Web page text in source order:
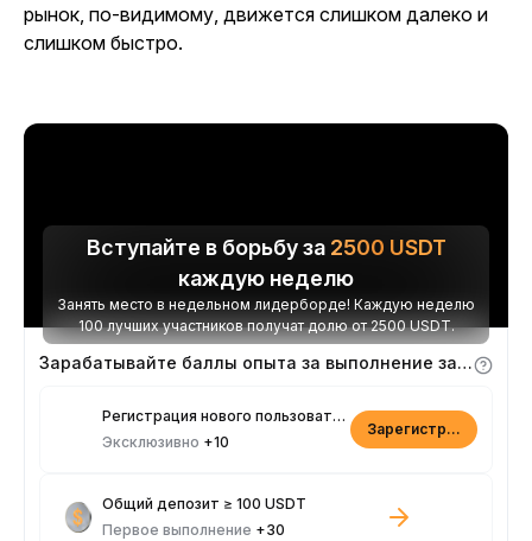
рынок, по-видимому, движется слишком далеко и
слишком быстро.
Вступайте в борьбу за 2500 USDT
каждую неделю
Занять место в недельном лидерборде! Каждую неделю
100 лучших участников получат долю от 2500 USDT.
Зарабатывайте баллы опыта за выполнение заданий
Регистрация нового пользователя
Эксклюзивно +10
Зарегистрироваться
Общий депозит ≥ 100 USDT
Первое выполнение +30